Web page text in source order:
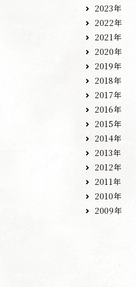
2023年
2022年
2021年
2020年
2019年
2018年
2017年
2016年
2015年
2014年
2013年
2012年
2011年
2010年
2009年